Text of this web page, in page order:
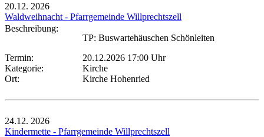
20.12. 2026
Waldweihnacht - Pfarrgemeinde Willprechtszell
Beschreibung:
TP: Buswartehäuschen Schönleiten
Termin:
20.12.2026 17:00 Uhr
Kategorie:
Kirche
Ort:
Kirche Hohenried
24.12. 2026
Kindermette - Pfarrgemeinde Willprechtszell